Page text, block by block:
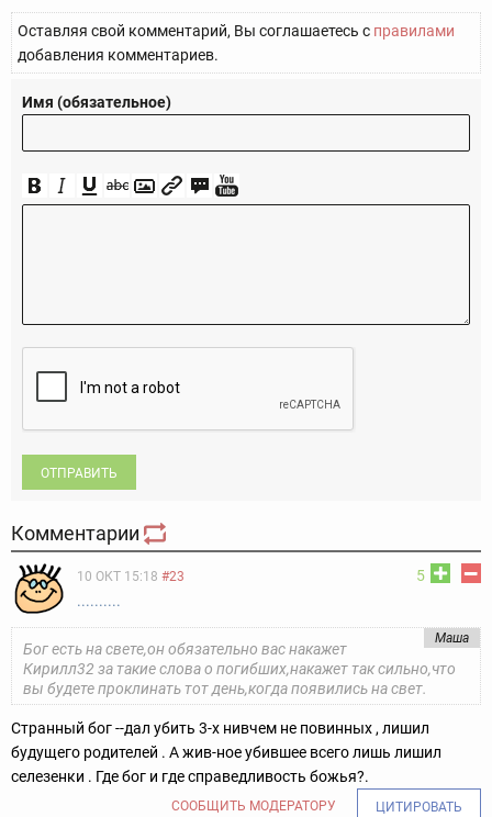
Оставляя свой комментарий, Вы соглашаетесь с правилами
добавления комментариев.
Имя (обязательное)
ОТПРАВИТЬ
Комментарии
5
10 ОКТ 15:18 #23
..........
Маша
Бог есть на свете,он обязательно вас накажет
Кирилл32 за такие слова о погибших,накажет так сильно,что
вы будете проклинать тот день,когда появились на свет.
Странный бог --дал убить 3-х нивчем не повинных , лишил
будущего родителей . А жив-ное убившее всего лишь лишил
селезенки . Где бог и где справедливость божья?.
СООБЩИТЬ МОДЕРАТОРУ ЦИТИРОВАТЬ